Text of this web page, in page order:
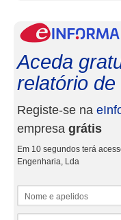
Aceda
relatório
Registe-se na
empresa grátis
Em 10 segundos terá
Engenharia, Lda